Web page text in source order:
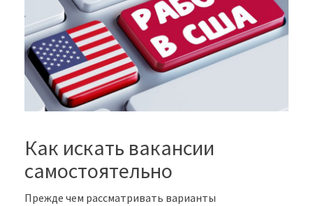
Как искать вакансии
самостоятельно
Прежде чем рассматривать варианты